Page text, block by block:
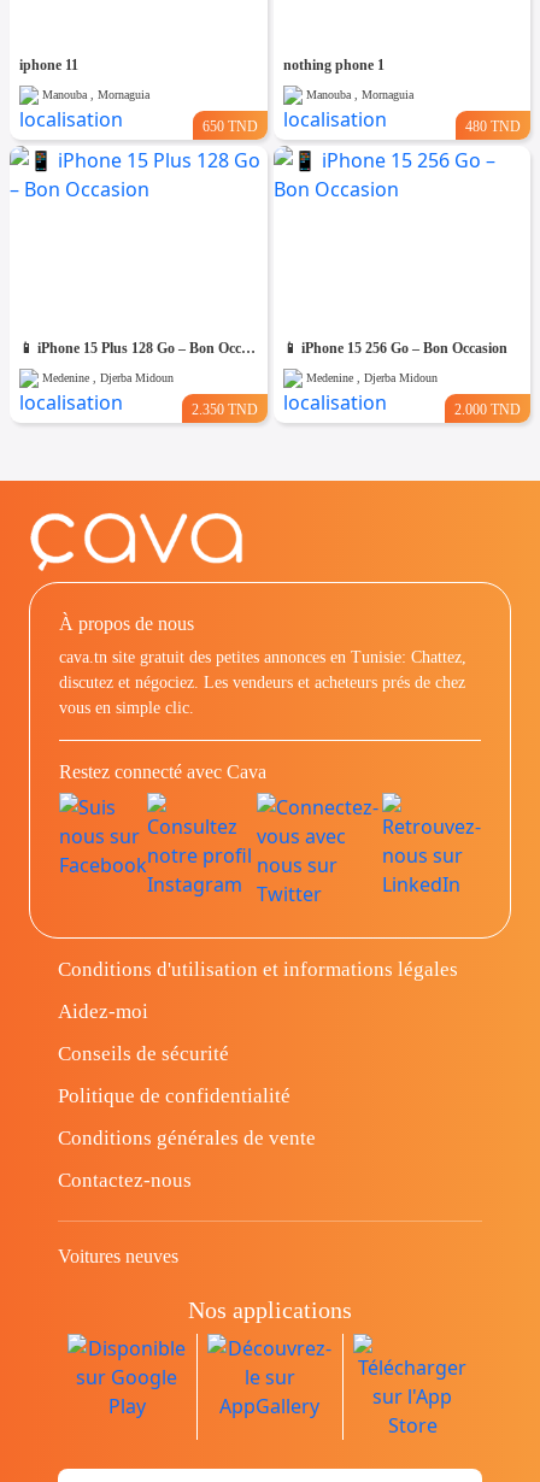
iphone 11
Manouba , Mornaguia
650 TND
nothing phone 1
Manouba , Mornaguia
480 TND
📱 iPhone 15 Plus 128 Go – Bon Occasion
Medenine , Djerba Midoun
2.350 TND
📱 iPhone 15 256 Go – Bon Occasion
Medenine , Djerba Midoun
2.000 TND
À propos de nous
cava.tn site gratuit des petites annonces en Tunisie: Chattez,
discutez et négociez. Les vendeurs et acheteurs prés de chez
vous en simple clic.
Restez connecté avec Cava
Conditions d'utilisation et informations légales
Aidez-moi
Conseils de sécurité
Politique de confidentialité
Conditions générales de vente
Contactez-nous
Voitures neuves
Nos applications